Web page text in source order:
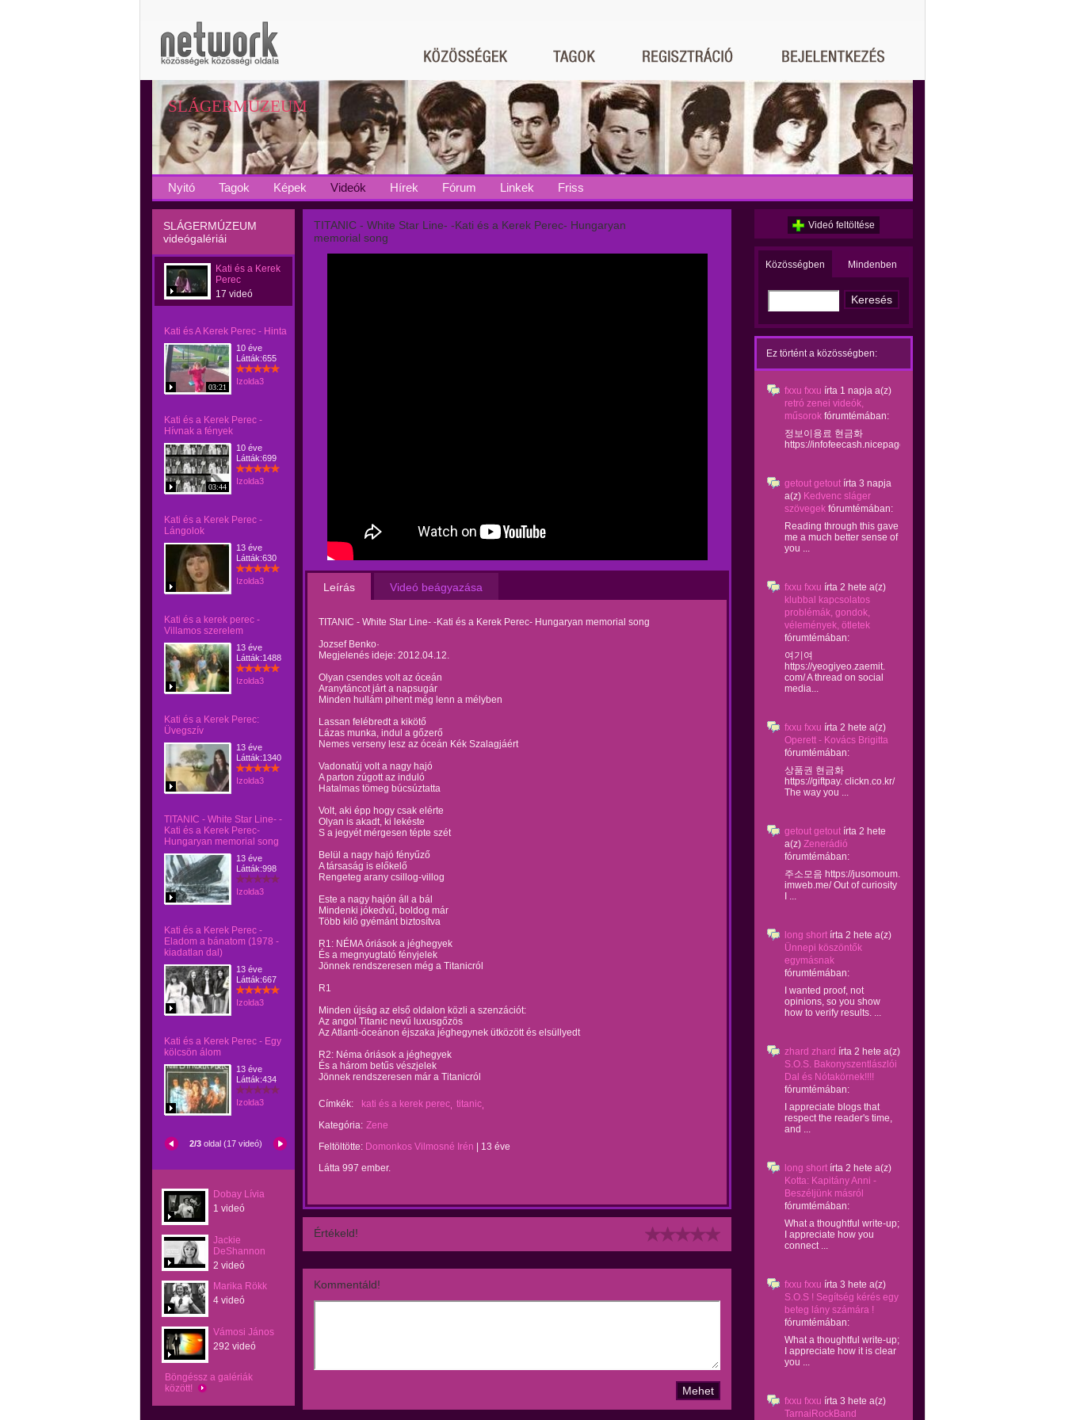
SLÁGERMÚZEUM
Nyitó Tagok Képek Videók Hírek Fórum Linkek Friss
SLÁGERMÚZEUM
videógalériái
Kati és a Kerek
Perec
17 videó
Kati és A Kerek Perec - Hinta
03:21
10 éve
Látták:655
Izolda3
Kati és a Kerek Perec -
Hívnak a fények
03:44
10 éve
Látták:699
Izolda3
Kati és a Kerek Perec -
Lángolok
13 éve
Látták:630
Izolda3
Kati és a kerek perec -
Villamos szerelem
13 éve
Látták:1488
Izolda3
Kati és a Kerek Perec:
Üvegszív
13 éve
Látták:1340
Izolda3
TITANIC - White Star Line- -
Kati és a Kerek Perec-
Hungaryan memorial song
13 éve
Látták:998
Izolda3
Kati és a Kerek Perec -
Eladom a bánatom (1978 -
kiadatlan dal)
13 éve
Látták:667
Izolda3
Kati és a Kerek Perec - Egy
kölcsön álom
13 éve
Látták:434
Izolda3
2/3 oldal (17 videó)
Dobay Lívia
1 videó
Jackie
DeShannon
2 videó
Marika Rökk
4 videó
Vámosi János
292 videó
Böngéssz a galériák
között!
TITANIC - White Star Line- -Kati és a Kerek Perec- Hungaryan
memorial song
Leírás Videó beágyazása
TITANIC - White Star Line- -Kati és a Kerek Perec- Hungaryan memorial song
Jozsef Benko·
Megjelenés ideje: 2012.04.12.
Olyan csendes volt az óceán
Aranytáncot járt a napsugár
Minden hullám pihent még lenn a mélyben
Lassan felébredt a kikötő
Lázas munka, indul a gőzerő
Nemes verseny lesz az óceán Kék Szalagjáért
Vadonatúj volt a nagy hajó
A parton zúgott az induló
Hatalmas tömeg búcsúztatta
Volt, aki épp hogy csak elérte
Olyan is akadt, ki lekéste
S a jegyét mérgesen tépte szét
Belül a nagy hajó fényűző
A társaság is előkelő
Rengeteg arany csillog-villog
Este a nagy hajón áll a bál
Mindenki jókedvű, boldog már
Több kiló gyémánt biztosítva
R1: NÉMA óriások a jéghegyek
És a megnyugtató fényjelek
Jönnek rendszeresen még a Titanicról
R1
Minden újság az első oldalon közli a szenzációt:
Az angol Titanic nevű luxusgőzös
Az Atlanti-óceánon éjszaka jéghegynek ütközött és elsüllyedt
R2: Néma óriások a jéghegyek
És a három betűs vészjelek
Jönnek rendszeresen már a Titanicról
Címkék: kati és a kerek perec titanic
Kategória: Zene
Feltöltötte: Domonkos Vilmosné Irén
13 éve
Látta 997 ember.
Értékeld!
Kommentáld!
Videó feltöltése
Közösségben Mindenben
Ez történt a közösségben:
fxxu fxxu írta 1 napja a(z)
retró zenei videók,
műsorok fórumtémában:
정보이용료 현금화
https://infofeecash.nicepage...
getout getout írta 3 napja
a(z) Kedvenc sláger
szövegek fórumtémában:
Reading through this gave
me a much better sense of
you ...
fxxu fxxu írta 2 hete a(z)
klubbal kapcsolatos
problémák, gondok,
vélemények, ötletek
fórumtémában:
여기여
https://yeogiyeo.zaemit.
com/ A thread on social
media...
fxxu fxxu írta 2 hete a(z)
Operett - Kovács Brigitta
fórumtémában:
상품권 현금화
https://giftpay. clickn.co.kr/
The way you ...
getout getout írta 2 hete
a(z) Zenerádió
fórumtémában:
주소모음 https://jusomoum.
imweb.me/ Out of curiosity
I ...
long short írta 2 hete a(z)
Ünnepi köszöntők
egymásnak
fórumtémában:
I wanted proof, not
opinions, so you show
how to verify results. ...
zhard zhard írta 2 hete a(z)
S.O.S. Bakonyszentlászlói
Dal és Nótakörnek!!!!
fórumtémában:
I appreciate blogs that
respect the reader's time,
and ...
long short írta 2 hete a(z)
Kotta: Kapitány Anni -
Beszéljünk másról
fórumtémában:
What a thoughtful write-up;
I appreciate how you
connect ...
fxxu fxxu írta 3 hete a(z)
S.O.S ! Segítség kérés egy
beteg lány számára !
fórumtémában:
What a thoughtful write-up;
I appreciate how it is clear
you ...
fxxu fxxu írta 3 hete a(z)
TarnaiRockBand